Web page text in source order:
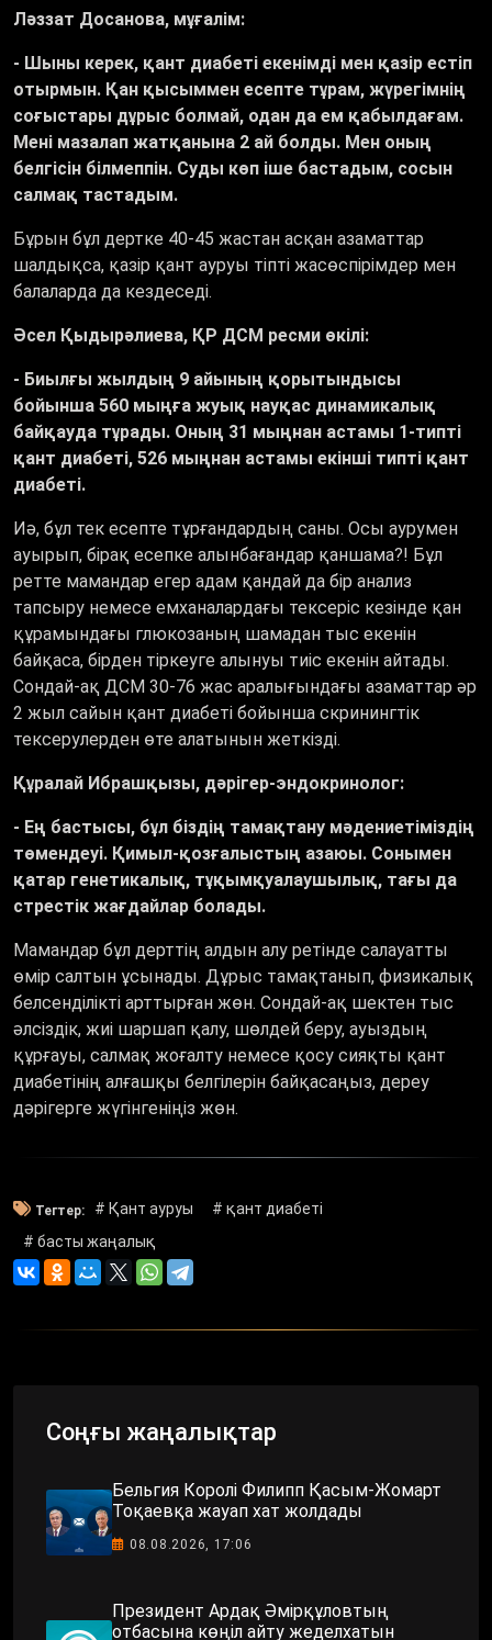
Ләззат Досанова, мұғалім:
- Шыны керек, қант диабеті екенімді мен қазір естіп
отырмын. Қан қысыммен есепте тұрам, жүрегімнің
соғыстары дұрыс болмай, одан да ем қабылдағам.
Мені мазалап жатқанына 2 ай болды. Мен оның
белгісін білмеппін. Суды көп іше бастадым, сосын
салмақ тастадым.
Бұрын бұл дертке 40-45 жастан асқан азаматтар
шалдықса, қазір қант ауруы тіпті жасөспірімдер мен
балаларда да кездеседі.
Әсел Қыдырәлиева, ҚР ДСМ ресми өкілі:
- Биылғы жылдың 9 айының қорытындысы
бойынша 560 мыңға жуық науқас динамикалық
байқауда тұрады. Оның 31 мыңнан астамы 1-типті
қант диабеті, 526 мыңнан астамы екінші типті қант
диабеті.
Иә, бұл тек есепте тұрғандардың саны. Осы аурумен
ауырып, бірақ есепке алынбағандар қаншама?! Бұл
ретте мамандар егер адам қандай да бір анализ
тапсыру немесе емханалардағы тексеріс кезінде қан
құрамындағы глюкозаның шамадан тыс екенін
байқаса, бірден тіркеуге алынуы тиіс екенін айтады.
Сондай-ақ ДСМ 30-76 жас аралығындағы азаматтар әр
2 жыл сайын қант диабеті бойынша скринингтік
тексерулерден өте алатынын жеткізді.
Құралай Ибрашқызы, дәрігер-эндокринолог:
- Ең бастысы, бұл біздің тамақтану мәдениетіміздің
төмендеуі. Қимыл-қозғалыстың азаюы. Сонымен
қатар генетикалық, тұқымқуалаушылық, тағы да
стрестік жағдайлар болады.
Мамандар бұл дерттің алдын алу ретінде салауатты
өмір салтын ұсынады. Дұрыс тамақтанып, физикалық
белсенділікті арттырған жөн. Сондай-ақ шектен тыс
әлсіздік, жиі шаршап қалу, шөлдей беру, ауыздың
құрғауы, салмақ жоғалту немесе қосу сияқты қант
диабетінің алғашқы белгілерін байқасаңыз, дереу
дәрігерге жүгінгеніңіз жөн.
Тегтер: # Қант ауруы
# қант диабеті
# басты жаңалық
Соңғы жаңалықтар
Бельгия Королі Филипп Қасым-Жомарт
Тоқаевқа жауап хат жолдады
08.08.2026, 17:06
Президент Ардақ Әмірқұловтың
отбасына көңіл айту жеделхатын